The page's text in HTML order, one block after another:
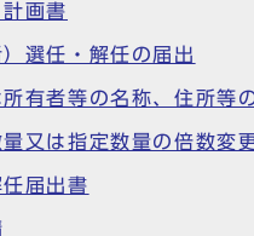
画書
選任・解任の届出
有者等の名称、住所等
又は指定数量の倍数変
届出書